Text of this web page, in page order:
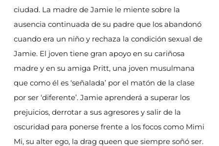
ciudad. La madre de Jamie le miente sobre la
ausencia continuada de su padre que los abandonó
cuando era un niño y rechaza la condición sexual de
Jamie. El joven tiene gran apoyo en su cariñosa
madre y en su amiga Pritt, una joven musulmana
que como él es ‘señalada’ por el matón de la clase
por ser ‘diferente’. Jamie aprenderá a superar los
prejuicios, derrotar a sus agresores y salir de la
oscuridad para ponerse frente a los focos como Mimi
Mi, su alter ego, la drag queen que siempre soñó ser.